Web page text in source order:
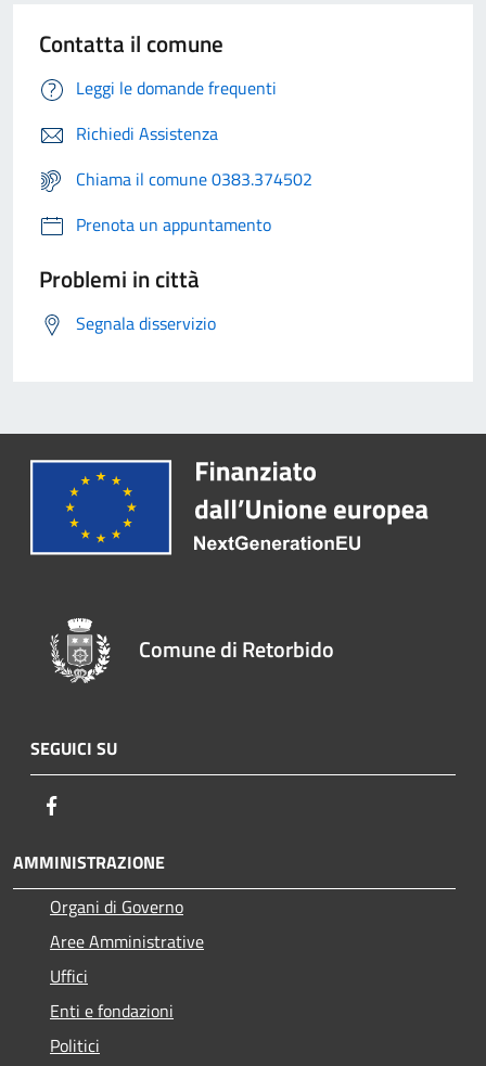
Contatta il comune
Leggi le domande frequenti
Richiedi Assistenza
Chiama il comune 0383.374502
Prenota un appuntamento
Problemi in città
Segnala disservizio
Comune di Retorbido
SEGUICI SU
AMMINISTRAZIONE
Organi di Governo
Aree Amministrative
Uffici
Enti e fondazioni
Politici